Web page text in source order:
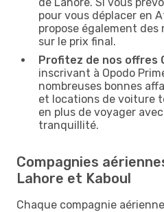
pour vous déplacer en
propose également
sur le prix final.
Profitez de nos offres
inscrivant à Opodo
nombreuses bonnes
et locations de voiture
en plus de voyager
tranquillité.
Compagnies
Lahore et Kaboul
Chaque compagnie